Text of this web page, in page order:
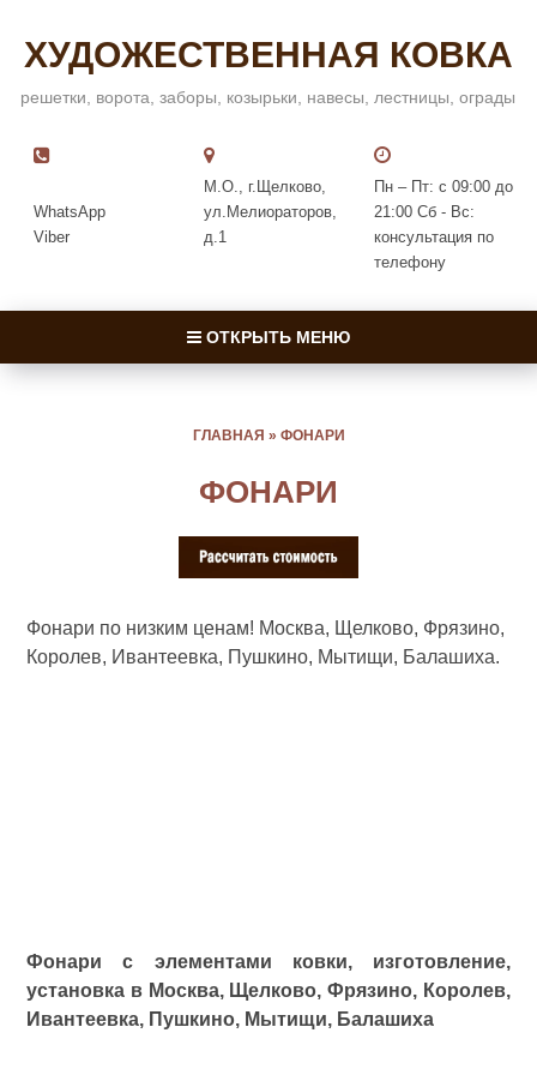
ХУДОЖЕСТВЕННАЯ КОВКА
решетки, ворота, заборы, козырьки, навесы, лестницы, ограды
Пн – Пт: с 09:00 до
21:00 Сб - Вс:
консультация по
телефону
М.О., г.Щелково,
ул.Мелиораторов,
д.1
WhatsApp
Viber
ОТКРЫТЬ МЕНЮ
ГЛАВНАЯ » ФОНАРИ
ФОНАРИ
Фонари по низким ценам! Москва, Щелково, Фрязино,
Королев, Ивантеевка, Пушкино, Мытищи, Балашиха.
Фонари с элементами ковки, изготовление,
установка в Москва, Щелково, Фрязино, Королев,
Ивантеевка, Пушкино, Мытищи, Балашиха